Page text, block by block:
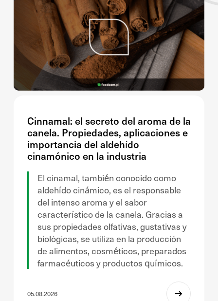
Cinnamal: el secreto del aroma de la
canela. Propiedades, aplicaciones e
importancia del aldehído
cinamónico en la industria
El cinamal, también conocido como
aldehído cinámico, es el responsable
del intenso aroma y el sabor
característico de la canela. Gracias a
sus propiedades olfativas, gustativas y
biológicas, se utiliza en la producción
de alimentos, cosméticos, preparados
farmacéuticos y productos químicos.
05.08.2026